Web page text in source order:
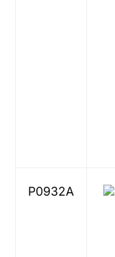
P0932A